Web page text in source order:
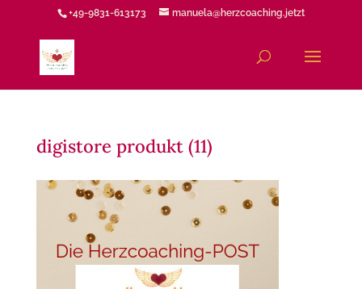
+49-9831-613173 manuela@herzcoaching.jetzt
digistore produkt (11)